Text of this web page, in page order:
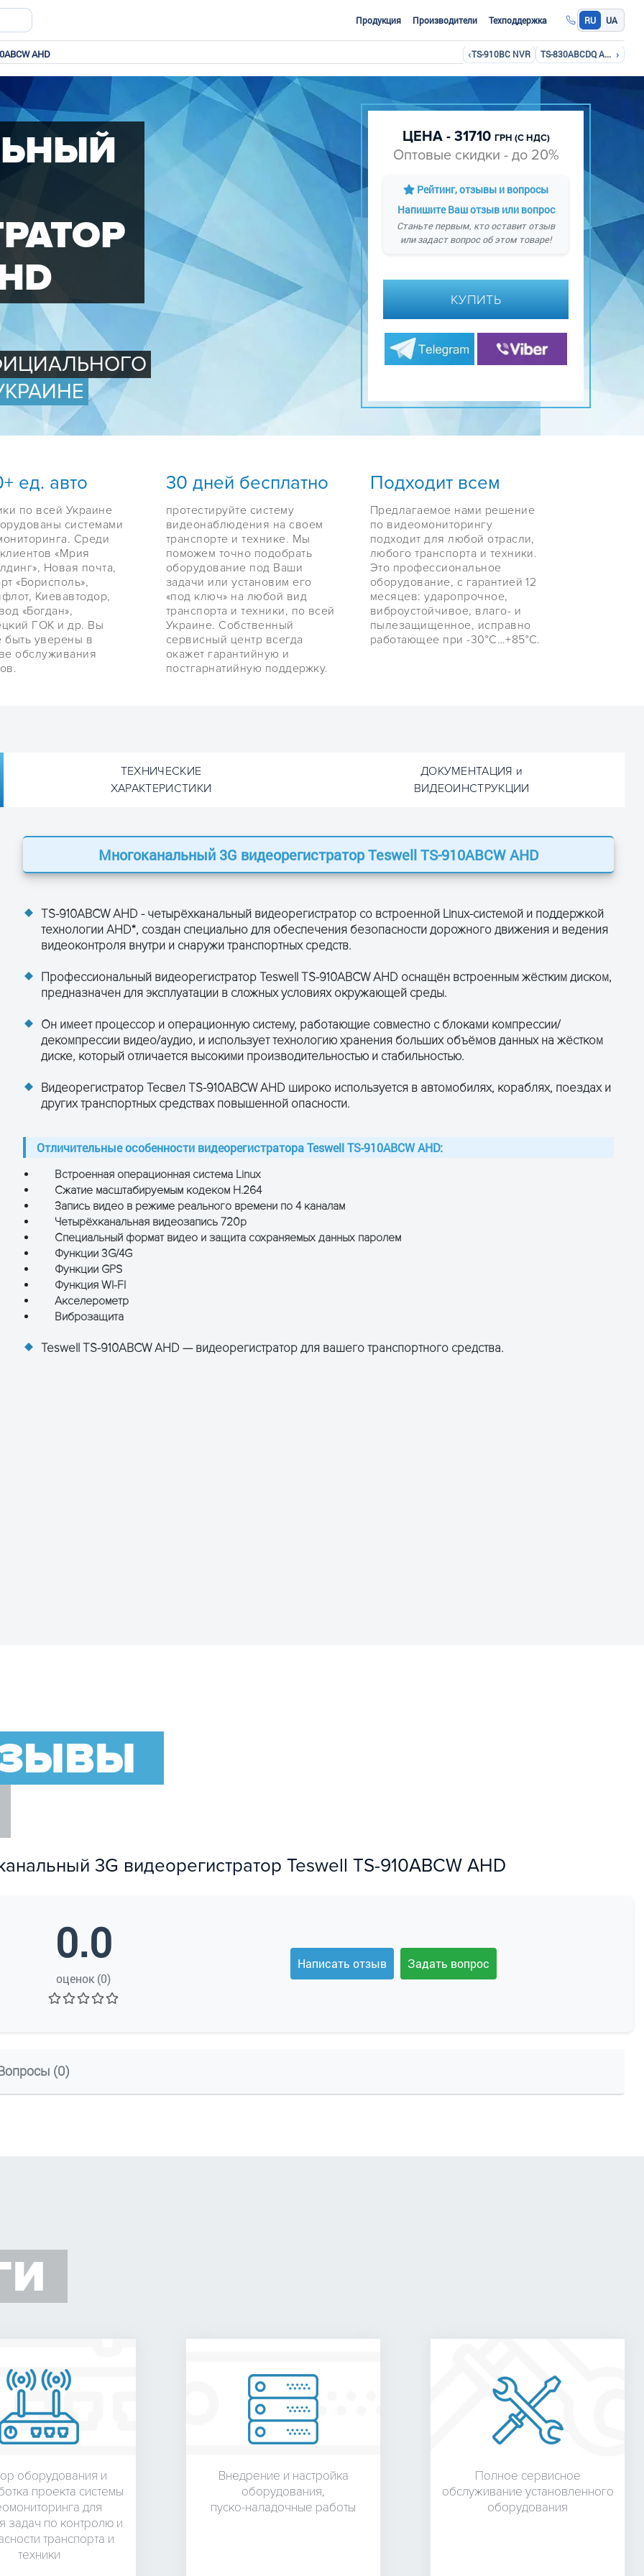
Продукция Производители Техподдержка RU UA
AHD ‹TS-910BC NVR TS-830ABCDQ AHD ›
ЦЕНА - 31710 ГРН (С НДС)
Оптовые скидки - до 20%
Рейтинг, отзывы и вопросы
Напишите Ваш отзыв или вопрос
Станьте первым, кто оставит отзыв
или задаст вопрос об этом товаре!
КУПИТЬ
ед. авто
по всей Украине
системами
Среди
«Мрия
Новая почта,
«Борисполь»,
Киевавтодор,
«Богдан»,
ГОК и др. Вы
быть уверены в
обслуживания
30 дней бесплатно
протестируйте систему
видеонаблюдения на своем
транспорте и технике. Мы
поможем точно подобрать
оборудование под Ваши
задачи или установим его
«под ключ» на любой вид
транспорта и техники, по всей
Украине. Собственный
сервисный центр всегда
окажет гарантийную и
постгарнатийную поддержку.
Подходит всем
Предлагаемое нами решение
по видеомониторингу
подходит для любой отрасли,
любого транспорта и техники.
Это профессиональное
оборудование, с гарантией 12
месяцев: ударопрочное,
виброустойчивое, влаго- и
пылезащищенное, исправно
работающее при -30°C…+85°С.
ТЕХНИЧЕСКИЕ
ХАРАКТЕРИСТИКИ
ДОКУМЕНТАЦИЯ и
ВИДЕОИНСТРУКЦИИ
Многоканальный 3G видеорегистратор Teswell TS-910ABCW AHD
TS-910ABCW AHD - четырёхканальный видеорегистратор со встроенной Linux-системой и поддержкой
технологии AHD*, создан специально для обеспечения безопасности дорожного движения и ведения
видеоконтроля внутри и снаружи транспортных средств.
Профессиональный видеорегистратор Teswell TS-910ABCW AHD оснащён встроенным жёстким диском,
предназначен для эксплуатации в сложных условиях окружающей среды.
Он имеет процессор и операционную систему, работающие совместно с блоками компрессии/
декомпрессии видео/аудио, и использует технологию хранения больших объёмов данных на жёстком
диске, который отличается высокими производительностью и стабильностью.
Видеорегистратор Тесвел TS-910ABCW AHD широко используется в автомобилях, кораблях, поездах и
других транспортных средствах повышенной опасности.
Отличительные особенности видеорегистратора Teswell TS-910ABCW AHD:
Встроенная операционная система Linux
Сжатие масштабируемым кодеком H.264
Запись видео в режиме реального времени по 4 каналам
Четырёхканальная видеозапись 720p
Специальный формат видео и защита сохраняемых данных паролем
Функции 3G/4G
Функции GPS
Функция WI-FI
Акселерометр
Виброзащита
Teswell TS-910ABCW AHD — видеорегистратор для вашего транспортного средства.
TS-910ABCW AHD
вход: 1.0 В, 75 Ом, ч/б и цветные камеры
В
(квадратор)
120 кадров
независимый вход, 600 Ом
(4 канала могут выводиться произвольно)
1.0—2.2 В
30 дБ
звука и изображения
поток
или 4х HD1 (704 х 288) или 4х D1 (704 х 576)
или 4х HD1 (704 х 240) или 4х D1 (704 х 480)
канал HD1 & D1: 85 M-675 МБ/час/канал
х 288)
1 или 4х D1 (704 х 576)
х 240); 1 или 4х HD1(704 х 240); 1 или 4х D1(704 х
на выбор
вход. Триггер напряжения
другого транспортного оборудования
другого транспортного оборудования
(Intercom)
ОСТАВЬТЕ ЗАЯВКУ
ПОЛУЧИТЬ КОНСУЛЬТАЦИЮ
Teswell TS-910ABCW AHD:
3G видеорегистратор Teswell TS-910ABCW AHD
0.0
оценок (0)
Написать отзыв Задать вопрос
(0)
оборудования и
проекта системы
для
задач по контролю и
транспорта и
техники
Внедрение и настройка
оборудования,
пуско-наладочные работы
Полное сервисное
обслуживание установленного
оборудования